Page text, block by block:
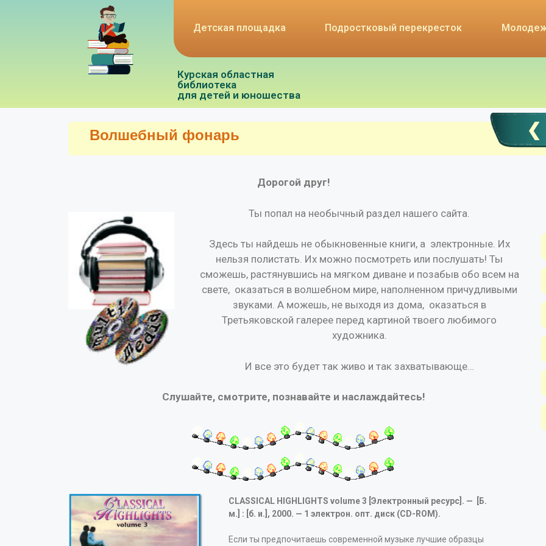
Детская площадка Подростковый перекресток
Курская областная
библиотека
для детей и юношества
Волшебный фонарь ❮
Дорогой друг!
Ты попал на необычный раздел нашего сайта.
Здесь ты найдешь не обыкновенные книги, а электронные. Их
нельзя полистать. Их можно посмотреть или послушать! Ты
сможешь, растянувшись на мягком диване и позабыв обо всем на
свете, оказаться в волшебном мире, наполненном причудливыми
звуками. А можешь, не выходя из дома, оказаться в
Третьяковской галерее перед картиной твоего любимого
художника.
И все это будет так живо и так захватывающе…
Слушайте, смотрите, познавайте и наслаждайтесь!
CLASSICAL HIGHLIGHTS volume 3 [Электронный ресурс]. — [Б.
м.] : [б. и.], 2000. — 1 электрон. опт. диск (CD-ROM).
Если ты предпочитаешь современной музыке лучшие образцы